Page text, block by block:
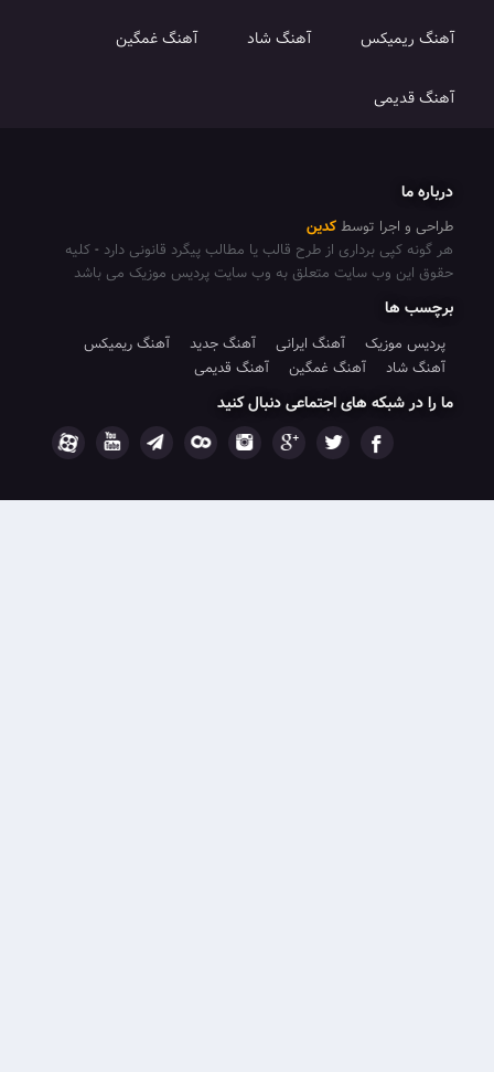
آهنگ شاد آهنگ غمگین
توسطکدین
برداری از طرح قالب یا مطالب پیگرد قانونی دارد-کلیه
وب سایت متعلق به وب سایت پردیس موزیک می باشد
آهنگ ایرانی آهنگ جدید
آهنگ ریمیکس
آهنگ غمگین آهنگ قدیمی
های اجتماعی دنبال کنید